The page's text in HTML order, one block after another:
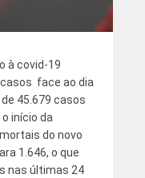
à covid-19
face ao dia
45.679 casos
início da
do novo
1.646, o que
nas últimas 24